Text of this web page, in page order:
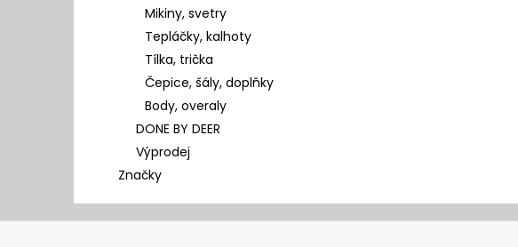
Mikiny, svetry
Tepláčky, kalhoty
Tílka, trička
Čepice, šály, doplňky
Body, overaly
DONE BY DEER
Výprodej
Značky
Z